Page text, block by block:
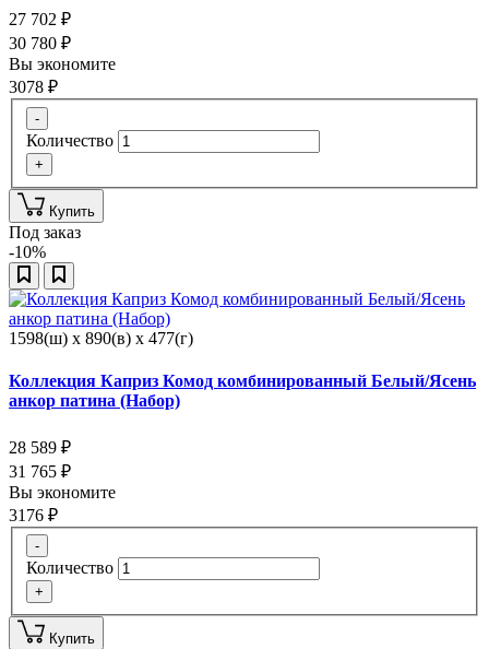
27 702 ₽
30 780 ₽
Вы экономите
3078 ₽
-
Количество
+
Купить
Под заказ
-10%
1598(ш) x 890(в) x 477(г)
Коллекция Каприз Комод комбинированный Белый/Ясень
анкор патина (Набор)
28 589 ₽
31 765 ₽
Вы экономите
3176 ₽
-
Количество
+
Купить